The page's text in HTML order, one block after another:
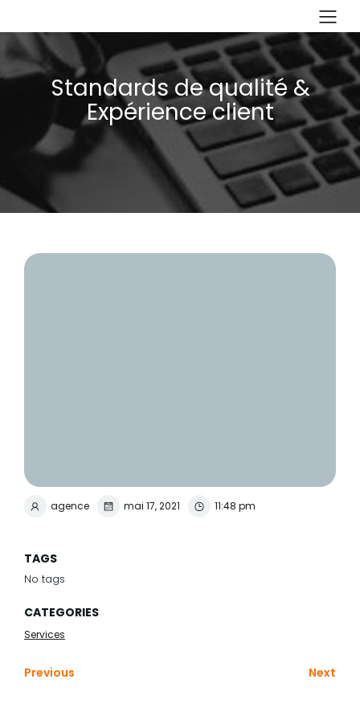
Standards de qualité &
Expérience client
agence mai 17, 2021 11:48 pm
TAGS
No tags
CATEGORIES
Services
Previous Next